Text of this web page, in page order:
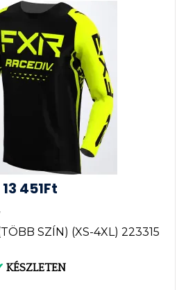
13 451Ft
SZÍN) (XS-4XL) 223315
KÉSZLETEN